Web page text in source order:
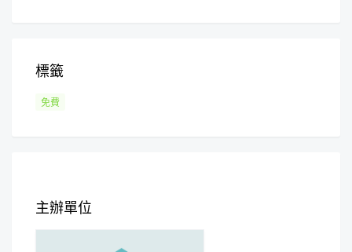
標籤
免費
主辦單位